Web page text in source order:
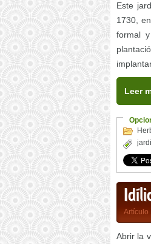
Este
1730,
formal
Leer
Artículo
Abrir la